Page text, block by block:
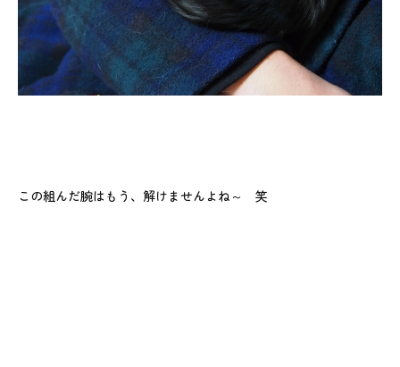
この組んだ腕はもう、解けませんよね～ 笑